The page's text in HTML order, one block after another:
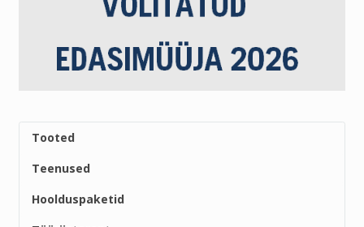
Tooted
Teenused
Hoolduspaketid